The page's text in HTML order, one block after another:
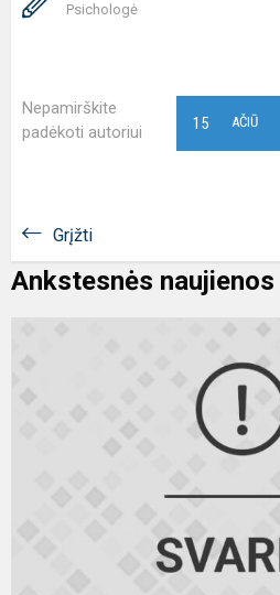
Psichologė
Nepamirškite
padėkoti autoriui
AČIŪ
15
Grįžti
Ankstesnės naujienos